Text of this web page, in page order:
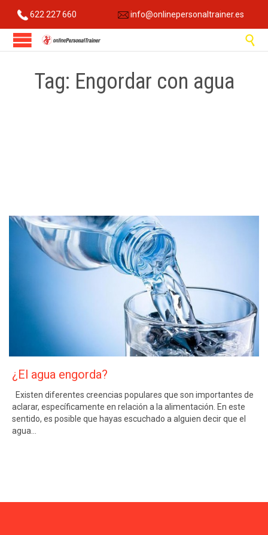
622 227 660 info@onlinepersonaltrainer.es

Tag: Engordar con agua
¿El agua engorda?
Existen diferentes creencias populares que son importantes de
aclarar, específicamente en relación a la alimentación. En este
sentido, es posible que hayas escuchado a alguien decir que el
agua…